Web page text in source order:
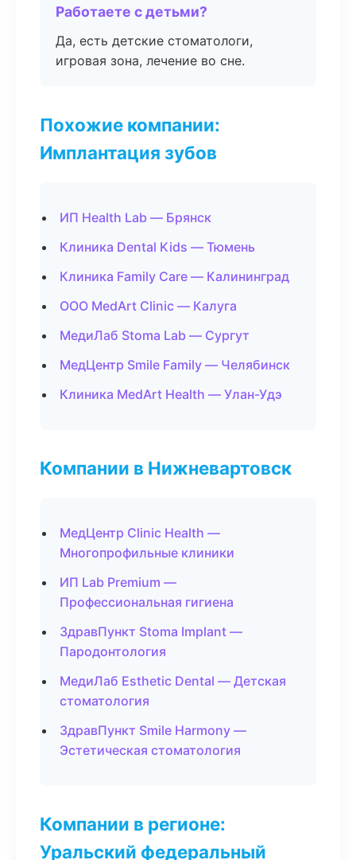
Работаете с детьми?
Да, есть детские стоматологи,
игровая зона, лечение во сне.
Похожие компании:
Имплантация зубов
ИП Health Lab — Брянск
Клиника Dental Kids — Тюмень
Клиника Family Care — Калининград
ООО MedArt Clinic — Калуга
МедиЛаб Stoma Lab — Сургут
МедЦентр Smile Family — Челябинск
Клиника MedArt Health — Улан-Удэ
Компании в Нижневартовск
МедЦентр Clinic Health —
Многопрофильные клиники
ИП Lab Premium —
Профессиональная гигиена
ЗдравПункт Stoma Implant —
Пародонтология
МедиЛаб Esthetic Dental — Детская
стоматология
ЗдравПункт Smile Harmony —
Эстетическая стоматология
Компании в регионе:
Уральский федеральный